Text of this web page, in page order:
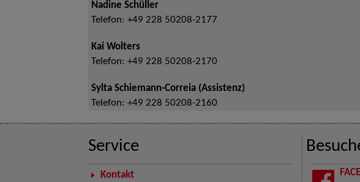
Nadine Schüller
Telefon: +49 228 50208-2177
Kai Wolters
Telefon: +49 228 50208-2170
Sylta Schiemann-Correia (Assistenz)
Telefon: +49 228 50208-2160
Service
Kontakt